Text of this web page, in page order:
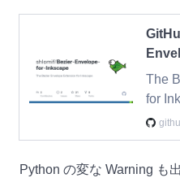
The
for
Python の変な Warning も